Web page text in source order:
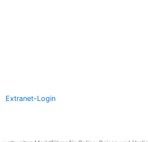
Extranet-Login